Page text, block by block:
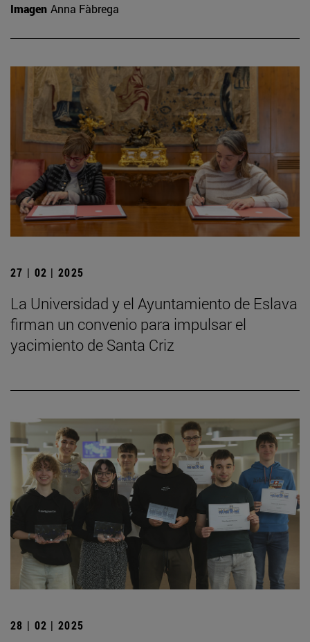
Imagen Anna Fàbrega
27 | 02 | 2025
La Universidad y el Ayuntamiento de Eslava
firman un convenio para impulsar el
yacimiento de Santa Criz
28 | 02 | 2025